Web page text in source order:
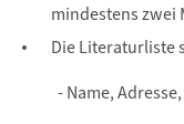
mindestens zwei
Die Literaturliste
- Name, Adresse,